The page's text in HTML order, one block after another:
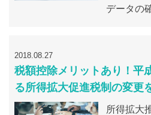
データの
2018.08.27
税額控除メリットあり！平
る所得拡大促進税制の変更
所得拡大